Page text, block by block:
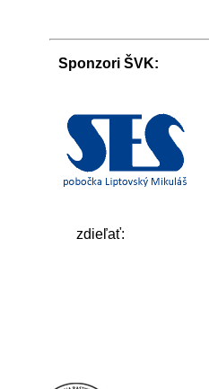
Sponzori ŠVK:
zdieľať: